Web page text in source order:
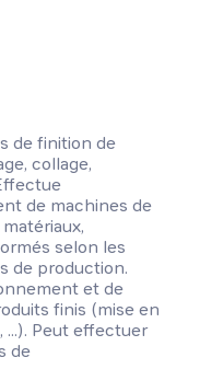
de finition de
collage,
de machines de
selon les
de production.
et de
finis (mise en
...). Peut effectuer
de